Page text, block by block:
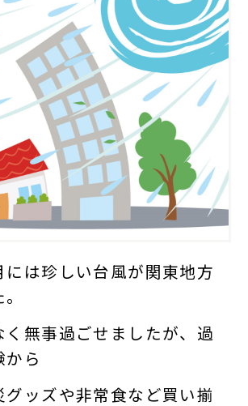
には珍しい台風が関東地方
く無事過ごせましたが、過
から
グッズや非常食など買い揃